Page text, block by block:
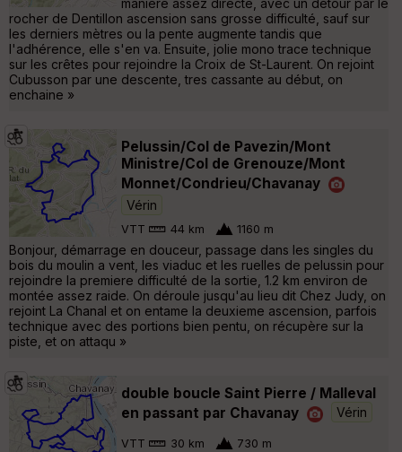
rocher de Dentillon ascension sans grosse difficulté, sauf sur
les derniers mètres ou la pente augmente tandis que
l'adhérence, elle s'en va. Ensuite, jolie mono trace technique
sur les crêtes pour rejoindre la Croix de St-Laurent. On rejoint
Cubusson par une descente, tres cassante au début, on
enchaine »
Pelussin/Col de Pavezin/Mont
Ministre/Col de Grenouze/Mont
Monnet/Condrieu/Chavanay
Vérin
VTT 44 km 1160 m
Bonjour, démarrage en douceur, passage dans les singles du
bois du moulin a vent, les viaduc et les ruelles de pelussin pour
rejoindre la premiere difficulté de la sortie, 1.2 km environ de
montée assez raide. On déroule jusqu'au lieu dit Chez Judy, on
rejoint La Chanal et on entame la deuxieme ascension, parfois
technique avec des portions bien pentu, on récupère sur la
piste, et on attaqu »
double boucle Saint Pierre / Malleval
en passant par Chavanay
Vérin
VTT 30 km 730 m